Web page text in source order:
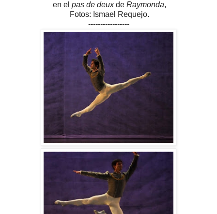
en el pas de deuxde Raymonda,
Fotos: Ismael Requejo.
-----------------